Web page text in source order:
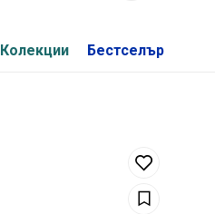
Колекции Бестселър